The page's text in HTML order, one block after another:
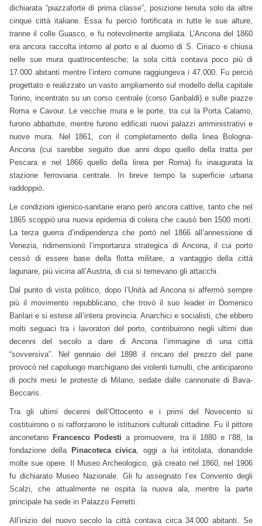
dichiarata “piazzaforte di prima classe”, posizione tenuta solo da altre
cinque città italiane. Essa fu perciò fortificata in tutte le sue alture,
tranne il colle Guasco, e fu notevolmente ampliata. L’Ancona del 1860
era ancora raccolta intorno al porto e al duomo di S. Ciriaco e chiusa
nelle sue mura quattrocentesche; la sola città contava poco più di
17.000 abitanti mentre l’intero comune raggiungeva i 47.000. Fu perciò
progettato e realizzato un vasto ampliamento sul modello della capitale
Torino, incentrato su un corso centrale (corso Garibaldi) e sulle piazze
Roma e Cavour. Le vecchie mura e le porte, tra cui la Porta Calamo,
furono abbattute, mentre furono edificati nuovi palazzi amministrativi e
nuove mura. Nel 1861, con il completamento della linea Bologna-
Ancona (cui sarebbe seguito due anni dopo quello della tratta per
Pescara e nel 1866 quello della linea per Roma) fu inaugurata la
stazione ferroviaria centrale. In breve tempo la superficie urbana
raddoppiò.
Le condizioni igienico-sanitarie erano però ancora cattive, tanto che nel
1865 scoppiò una nuova epidemia di colera che causò ben 1500 morti.
La terza guerra d’indipendenza che portò nel 1866 all’annessione di
Venezia, ridimensionò l’importanza strategica di Ancona, il cui porto
cessò di essere base della flotta militare, a vantaggio della città
lagunare, più vicina all’Austria, di cui si temevano gli attacchi.
Dal punto di vista politico, dopo l’Unità ad Ancona si affermò sempre
più il movimento repubblicano, che trovò il suo leader in Domenico
Barilari e si estese all’intera provincia. Anarchici e socialisti, che ebbero
molti seguaci tra i lavoratori del porto, contribuirono negli ultimi due
decenni del secolo a dare di Ancona l’immagine di una città
“sovversiva”. Nel gennaio del 1898 il rincaro del prezzo del pane
provocò nel capoluogo marchigiano dei violenti tumulti, che anticiparono
di pochi mesi le proteste di Milano, sedate dalle cannonate di Bava-
Beccaris.
Tra gli ultimi decenni dell’Ottocento e i primi del Novecento si
costituirono o si rafforzarono le istituzioni culturali cittadine. Fu il pittore
anconetano Francesco Podesti a promuovere, tra il 1880 e l’88, la
fondazione della Pinacoteca civica, oggi a lui intitolata, donandole
molte sue opere. Il Museo Archeologico, già creato nel 1860, nel 1906
fu dichiarato Museo Nazionale. Gli fu assegnato l’ex Convento degli
Scalzi, che attualmente ne ospita la nuova ala, mentre la parte
principale ha sede in Palazzo Ferretti.
All’inizio del nuovo secolo la città contava circa 34.000 abitanti. Se